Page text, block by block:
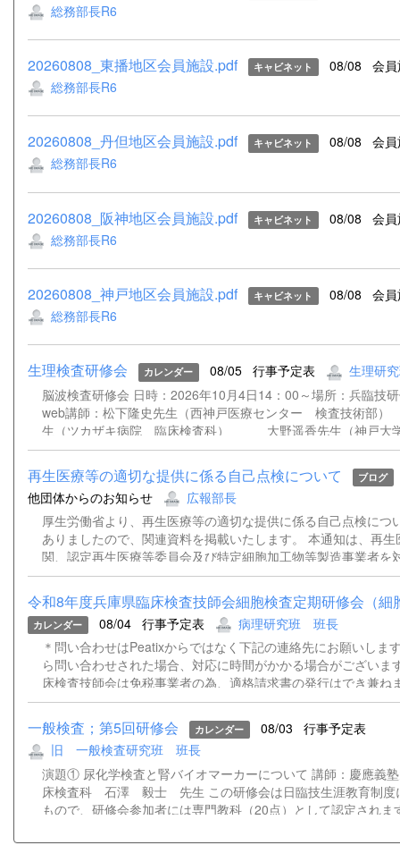
総務部長R6
20260808_東播地区会員施設.pdf キャビネット 08/08
会
総務部長R6
20260808_丹但地区会員施設.pdf キャビネット 08/08
会
総務部長R6
20260808_阪神地区会員施設.pdf キャビネット 08/08
会
総務部長R6
20260808_神戸地区会員施設.pdf キャビネット 08/08
会
総務部長R6
生理検査研修会 カレンダー 08/05 行事予定表
生理研
脳波検査研修会 日時：2026年10月4日14：00～場所：兵臨技
web講師：松下隆史先生（西神戸医療センター 検査技術
生（ツカザキ病院 臨床検査科） 大野遥香先生（神戸大
院 検査部） 松﨑俊樹先生（姫路赤十字病院 検査技術
再生医療等の適切な提供に係る自己点検について ブログ
他団体からのお知らせ
広報部長
厚生労働省より、再生医療等の適切な提供に係る自己点検につ
ありましたので、関連資料を掲載いたします。 本通知は、再
関、認定再生医療等委員会及び特定細胞加工物等製造事業者を
基づく再生医療等の適切な提供体制について自己点検を実施し
置を講じるよう求めるものです。 詳細につきましては、添付
さい。 通知事務連絡（別記団体宛）.pdf 再生医療等の適切な
検について（依頼）.pdf
令和8年度兵庫県臨床検査技師会細胞検査定期研修会（細
カレンダー 08/04 行事予定表
病理研究班 班長
＊問い合わせはPeatixからではなく下記の連絡先にお願いし
ら問い合わせされた場合、対応に時間がかかる場合がございま
床検査技師会は免税事業者の為、適格請求書の発行はでき兼
いただきますようお願い申し上げます。 ＊登録時にご記入い
ルアドレスあてに、資料（ある場合）および当日、Peatixより
能性があるため、ZOOMのウェビナー招致を送らせていただき
メールアドレスをご記入いただけない場合は、資料や招致メー
出来ません。当日の対応は出来かねますことをご了承ください。 連絡先
県臨床検査技師会病理・細胞研究班班長今川 奈央子Tel：
一般検査；第5回研修会 カレンダー 08/03
行事予定表
旧 一般検査研究班 班長
演題① 尿化学検査と腎バイオマーカーについて 講師：慶應義
床検査科 石澤 毅士 先生 この研修会は日臨技生涯教育制度
もので、研修会参加者には専門教科（20点）として認定され